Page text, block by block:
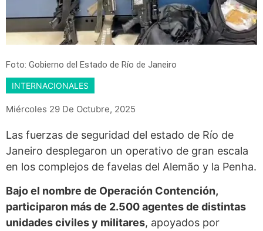
Foto: Gobierno del Estado de Río de Janeiro
INTERNACIONALES
Miércoles 29 De Octubre, 2025
Las fuerzas de seguridad del estado de Río de
Janeiro desplegaron un operativo de gran escala
en los complejos de favelas del Alemão y la Penha.
Bajo el nombre de Operación Contención,
participaron más de 2.500 agentes de distintas
unidades civiles y militares, apoyados por